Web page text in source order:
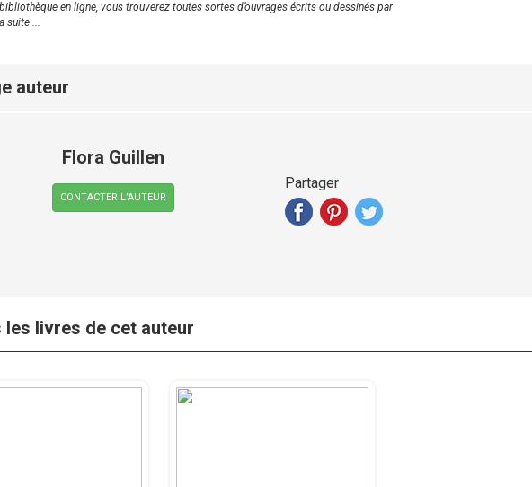
en ligne, vous trouverez toutes sortes d’ouvrages écrits ou dessinés par
suite ...
auteur
Flora Guillen
CONTACTER L’AUTEUR
Partager
les livres de cet auteur